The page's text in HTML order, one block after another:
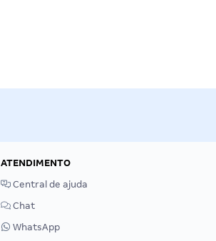
ATENDIMENTO
Central de ajuda
Chat
WhatsApp